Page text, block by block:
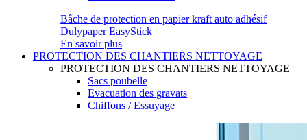
Bâche de protection en papier kraft auto adhésif
Dulypaper EasyStick
En savoir plus
PROTECTION DES CHANTIERS NETTOYAGE
PROTECTION DES CHANTIERS NETTOYAGE
Sacs poubelle
Evacuation des gravats
Chiffons / Essuyage